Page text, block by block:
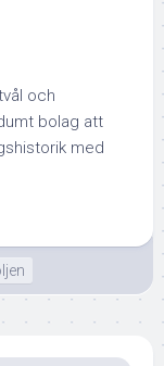
och
bolag att
med